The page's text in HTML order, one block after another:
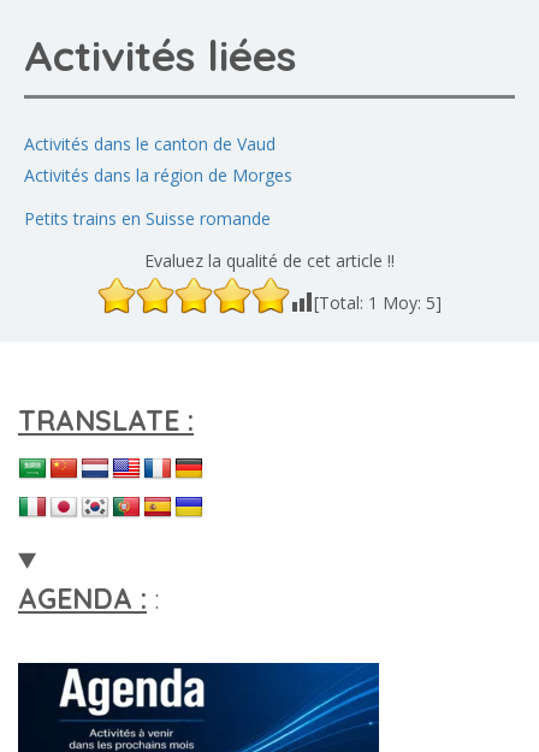
Activités liées
Activités dans le canton de Vaud
Activités dans la région de Morges
Petits trains en Suisse romande
Evaluez la qualité de cet article !!
[Total: 1 Moy: 5]
TRANSLATE :
AGENDA : :